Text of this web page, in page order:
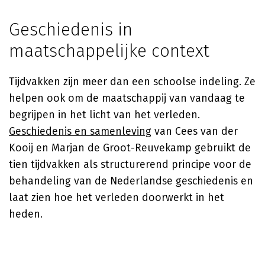
Geschiedenis in
maatschappelijke context
Tijdvakken zijn meer dan een schoolse indeling. Ze
helpen ook om de maatschappij van vandaag te
begrijpen in het licht van het verleden.
Geschiedenis en samenleving van Cees van der
Kooij en Marjan de Groot-Reuvekamp gebruikt de
tien tijdvakken als structurerend principe voor de
behandeling van de Nederlandse geschiedenis en
laat zien hoe het verleden doorwerkt in het
heden.